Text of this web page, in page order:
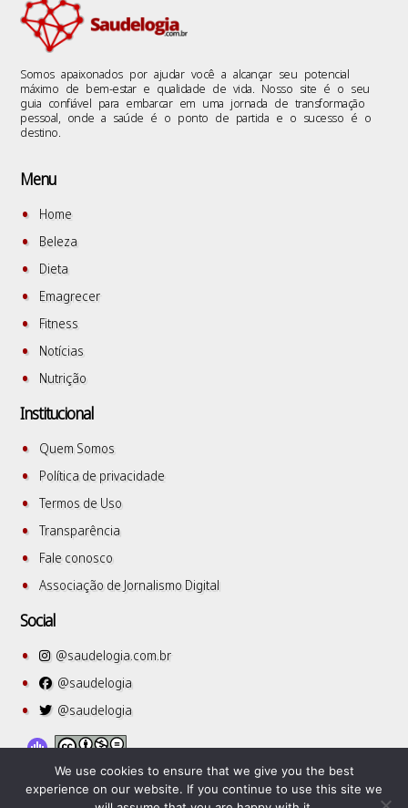
Somos apaixonados por ajudar você a alcançar seu potencial
máximo de bem-estar e qualidade de vida. Nosso site é o seu
guia confiável para embarcar em uma jornada de transformação
pessoal, onde a saúde é o ponto de partida e o sucesso é o
destino.
Menu
Home
Beleza
Dieta
Emagrecer
Fitness
Notícias
Nutrição
Institucional
Quem Somos
Política de privacidade
Termos de Uso
Transparência
Fale conosco
Associação de Jornalismo Digital
Social
@saudelogia.com.br
@saudelogia
@saudelogia
We use cookies to ensure that we give you the best
experience on our website. If you continue to use this site we